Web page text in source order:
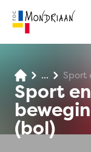
🎉 ...
Sport en
(bol)